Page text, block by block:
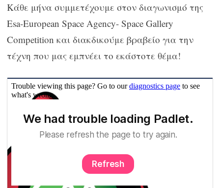
Kάθε μήνα συμμετέχουμε στον διαγωνισμό της
Esa-Εuropean Space Agency- Space Gallery
Competition και διακδικούμε βραβείο για την
τέχνη που μας εμπνέει το εκάστοτε θέμα!